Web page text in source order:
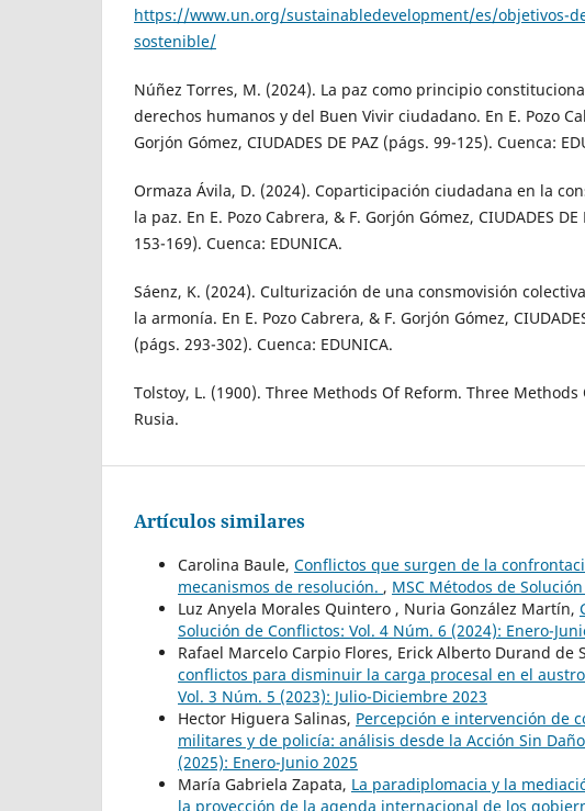
https://www.un.org/sustainabledevelopment/es/objetivos-
sostenible/
Núñez Torres, M. (2024). La paz como principio
derechos humanos y del Buen Vivir ciudadano. En E. Pozo
Gorjón Gómez, CIUDADES DE PAZ (págs. 99-125). Cuenca:
Ormaza Ávila, D. (2024). Coparticipación ciudadana en la
la paz. En E. Pozo Cabrera, & F. Gorjón Gómez, CIUDADES DE
153-169). Cuenca: EDUNICA.
Sáenz, K. (2024). Culturización de una consmovisión
la armonía. En E. Pozo Cabrera, & F. Gorjón Gómez,
(págs. 293-302). Cuenca: EDUNICA.
Tolstoy, L. (1900). Three Methods Of Reform. Three Methods
Rusia.
Artículos similares
Carolina Baule, Conflictos que surgen de la
mecanismos de resolución. , MSC Métodos de
Luz Anyela Morales Quintero , Nuria González Martín,
Solución de Conflictos: Vol. 4 Núm. 6 (2024): Enero-
Rafael Marcelo Carpio Flores, Erick Alberto Durand de
conflictos para disminuir la carga procesal en el
Vol. 3 Núm. 5 (2023): Julio-Diciembre 2023
Hector Higuera Salinas, Percepción e intervención de
militares y de policía: análisis desde la Acción Sin Daño
(2025): Enero-Junio 2025
María Gabriela Zapata, La paradiplomacia y la
la proyección de la agenda internacional de los